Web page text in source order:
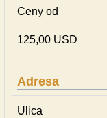
Ceny od
125,00 USD
Adresa
Ulica